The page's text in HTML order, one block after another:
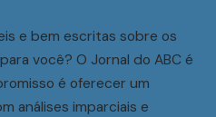
e bem escritas sobre os
você? O Jornal do ABC é
é oferecer um
análises imparciais e